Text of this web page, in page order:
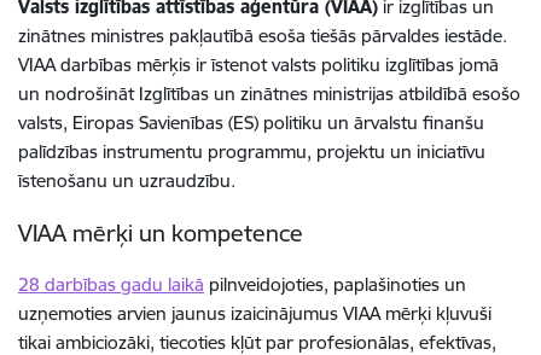
Valsts izglītības attīstības aģentūra (VIAA) ir izglītības un
zinātnes ministres pakļautībā esoša tiešās pārvaldes iestāde.
VIAA darbības mērķis ir īstenot valsts politiku izglītības jomā
un nodrošināt Izglītības un zinātnes ministrijas atbildībā esošo
valsts, Eiropas Savienības (ES) politiku un ārvalstu finanšu
palīdzības instrumentu programmu, projektu un iniciatīvu
īstenošanu un uzraudzību.
VIAA mērķi un kompetence
28 darbības gadu laikā pilnveidojoties, paplašinoties un
uzņemoties arvien jaunus izaicinājumus VIAA mērķi kļuvuši
tikai ambiciozāki, tiecoties kļūt par profesionālas, efektīvas,